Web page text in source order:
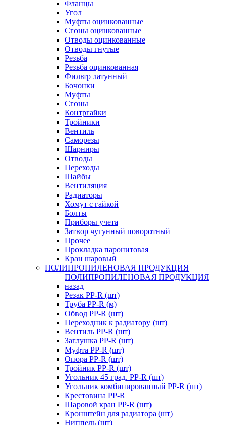
Фланцы
Угол
Муфты оцинкованные
Сгоны оцинкованные
Отводы оцинкованные
Отводы гнутые
Резьба
Резьба оцинкованная
Фильтр латунный
Бочонки
Муфты
Сгоны
Контргайки
Тройники
Вентиль
Саморезы
Шарниры
Отводы
Переходы
Шайбы
Вентиляция
Радиаторы
Хомут с гайкой
Болты
Приборы учета
Затвор чугунный поворотный
Прочее
Прокладка паронитовая
Кран шаровый
ПОЛИПРОПИЛЕНОВАЯ ПРОДУКЦИЯ
ПОЛИПРОПИЛЕНОВАЯ ПРОДУКЦИЯ
назад
Резак PP-R (шт)
Труба PP-R (м)
Обвод PP-R (шт)
Переходник к радиатору (шт)
Вентиль PP-R (шт)
Заглушка PP-R (шт)
Муфта PP-R (шт)
Опора PP-R (шт)
Тройник PP-R (шт)
Угольник 45 град. PP-R (шт)
Угольник комбинированный PP-R (шт)
Крестовина PP-R
Шаровой кран PP-R (шт)
Кронштейн для радиатора (шт)
Ниппель (шт)